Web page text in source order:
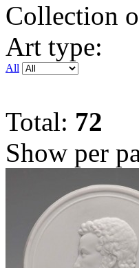
Collection
Art type:
All
Total: 72
Show per